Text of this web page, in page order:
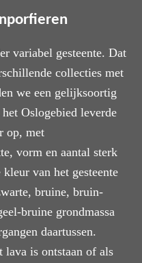
variabel gesteente. Dat
collecties met
we een gelijksoortig
Oslogebied leverde
op, met
vorm en aantal sterk
van het gesteente
bruine, bruin-
bruine grondmassa
daartussen.
lava is ontstaan of als